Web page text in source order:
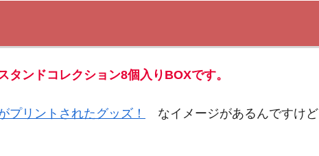
ンドコレクション8個入りBOXです。
プリントされたグッズ！
なイメージがあるんですけ